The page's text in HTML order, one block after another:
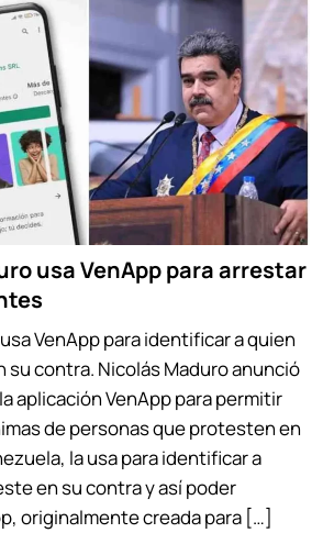
usa VenApp para arrestar
VenApp para identificar a quien
su contra. Nicolás Maduro anunció
aplicación VenApp para permitir
de personas que protesten en
la usa para identificar a
en su contra y así poder
originalmente creada para […]